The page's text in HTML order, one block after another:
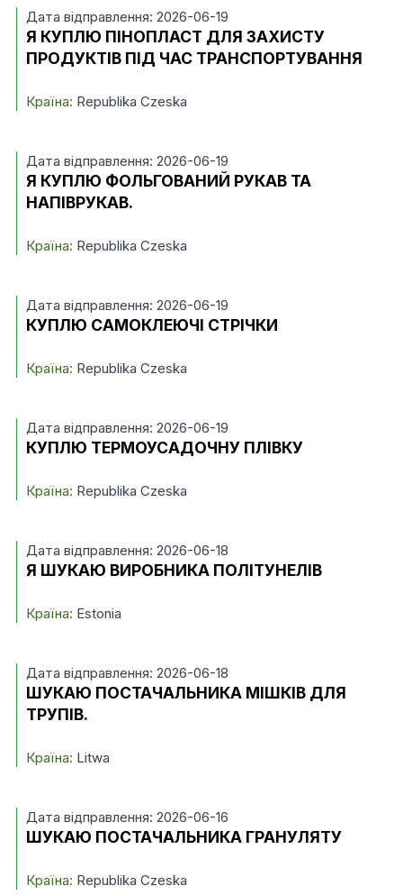
Дата відправлення: 2026-06-19
Я КУПЛЮ ПІНОПЛАСТ ДЛЯ ЗАХИСТУ
ПРОДУКТІВ ПІД ЧАС ТРАНСПОРТУВАННЯ
Країна: Republika Czeska
Дата відправлення: 2026-06-19
Я КУПЛЮ ФОЛЬГОВАНИЙ РУКАВ ТА
НАПІВРУКАВ.
Країна: Republika Czeska
Дата відправлення: 2026-06-19
КУПЛЮ САМОКЛЕЮЧІ СТРІЧКИ
Країна: Republika Czeska
Дата відправлення: 2026-06-19
КУПЛЮ ТЕРМОУСАДОЧНУ ПЛІВКУ
Країна: Republika Czeska
Дата відправлення: 2026-06-18
Я ШУКАЮ ВИРОБНИКА ПОЛІТУНЕЛІВ
Країна: Estonia
Дата відправлення: 2026-06-18
ШУКАЮ ПОСТАЧАЛЬНИКА МІШКІВ ДЛЯ
ТРУПІВ.
Країна: Litwa
Дата відправлення: 2026-06-16
ШУКАЮ ПОСТАЧАЛЬНИКА ГРАНУЛЯТУ
Країна: Republika Czeska